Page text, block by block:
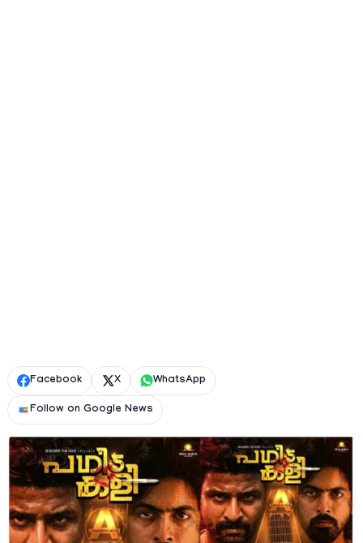
Facebook X WhatsApp
Follow on Google News